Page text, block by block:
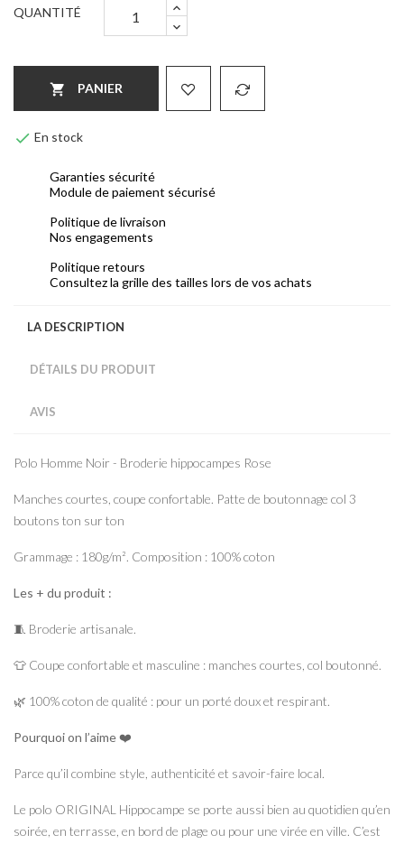
QUANTITÉ
 PANIER
 En stock
Garanties sécurité
Module de paiement sécurisé
Politique de livraison
Nos engagements
Politique retours
Consultez la grille des tailles lors de vos achats
LA DESCRIPTION
DÉTAILS DU PRODUIT
AVIS
Polo Homme Noir - Broderie hippocampes Rose
Manches courtes, coupe confortable. Patte de boutonnage col 3
boutons ton sur ton
Grammage : 180g/m². Composition : 100% coton
Les + du produit :
🧵 Broderie artisanale.
👕 Coupe confortable et masculine : manches courtes, col boutonné.
🌿 100% coton de qualité : pour un porté doux et respirant.
Pourquoi on l’aime❤️
Parce qu’il combine style, authenticité et savoir-faire local.
Le polo ORIGINAL Hippocampe se porte aussi bien au quotidien qu’en
soirée, en terrasse, en bord de plage ou pour une virée en ville. C’est